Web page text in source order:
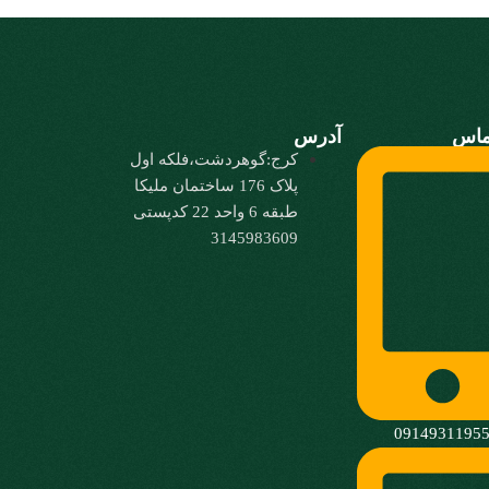
آدرس
کرج:گوهردشت،فلکه اول
پلاک 176 ساختمان ملیکا
طبقه 6 واحد 22 کدپستی
3145983609